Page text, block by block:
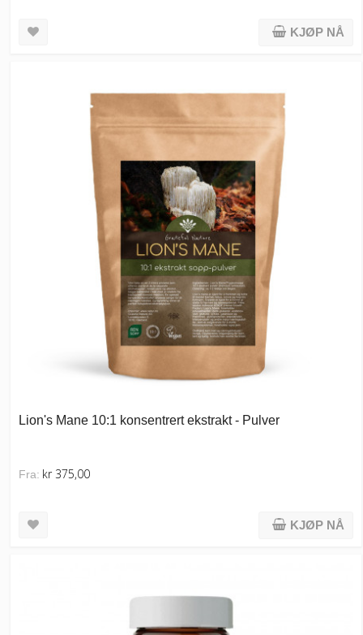
KJØP NÅ
Lion's Mane 10:1 konsentrert ekstrakt - Pulver
Fra: kr 375,00
KJØP NÅ